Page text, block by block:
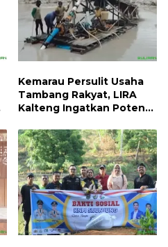
Kemarau Persulit Usaha
Tambang Rakyat, LIRA
Kalteng Ingatkan Potensi
Hidup